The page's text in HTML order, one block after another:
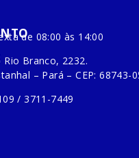
de 08:00 às 14:00
Rio Branco, 2232.
– Pará – CEP: 68743-
/ 3711-7449